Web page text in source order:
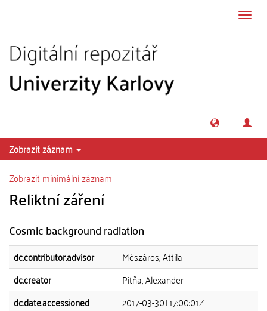
Zobrazit záznam
Zobrazit minimální záznam
Reliktní záření
Cosmic background radiation
dc.contributor.advisor
Mészáros, Attila
dc.creator
Pitňa, Alexander
dc.date.accessioned
2017-03-30T17:00:01Z